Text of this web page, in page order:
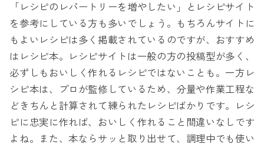
「レシピのレパートリーを増やしたい」とレシピサイト
を参考にしている方も多いでしょう。もちろんサイトに
もよいレシピは多く掲載されているのですが、おすすめ
はレシピ本。レシピサイトは一般の方の投稿型が多く、
必ずしもおいしく作れるレシピではないことも。一方レ
シピ本は、プロが監修しているため、分量や作業工程な
どきちんと計算されて練られたレシピばかりです。レシ
ピに忠実に作れば、おいしく作れること間違いなしです
よね。また、本ならサッと取り出せて、調理中でも使い